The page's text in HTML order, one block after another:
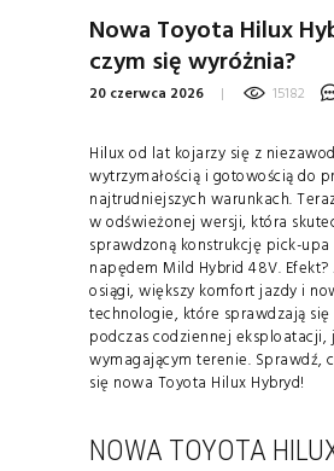
Nowa Toyota Hilux
czym się wyróżnia?
20 czerwca 2026 15182
Hilux od lat kojarzy się z
wytrzymałością i gotowością do
najtrudniejszych warunkach.
w odświeżonej wersji, która
sprawdzoną konstrukcję pick-
napędem Mild Hybrid 48V. Efekt?
osiągi, większy komfort jazdy i
technologie, które sprawdzają
podczas codziennej eksploatacji,
wymagającym terenie. Sprawdź,
się nowa Toyota Hilux Hybryd!
NOWA TOYOTA